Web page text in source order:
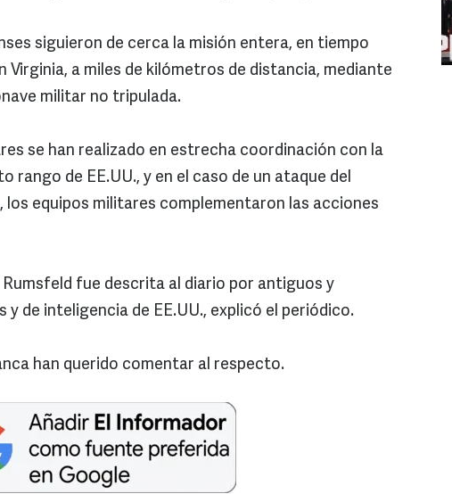
siguieron de cerca la misión entera, en tiempo
Virginia, a miles de kilómetros de distancia, mediante
militar no tripulada.
se han realizado en estrecha coordinación con la
rango de EE.UU., y en el caso de un ataque del
los equipos militares complementaron las acciones
fue descrita al diario por antiguos y
de inteligencia de EE.UU., explicó el periódico.
han querido comentar al respecto.